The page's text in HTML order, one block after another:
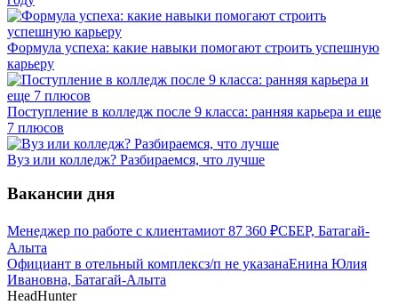
Формула успеха: какие навыки помогают строить успешную
карьеру
Поступление в колледж после 9 класса: ранняя карьера и еще
7 плюсов
Вуз или колледж? Разбираемся, что лучше
Вакансии дня
Менеджер по работе с клиентамиот 87 360 ₽СБЕР, Батагай-
Алыта
Официант в отельный комплексз/п не указанаЕнина Юлия
Ивановна, Батагай-Алыта
HeadHunter